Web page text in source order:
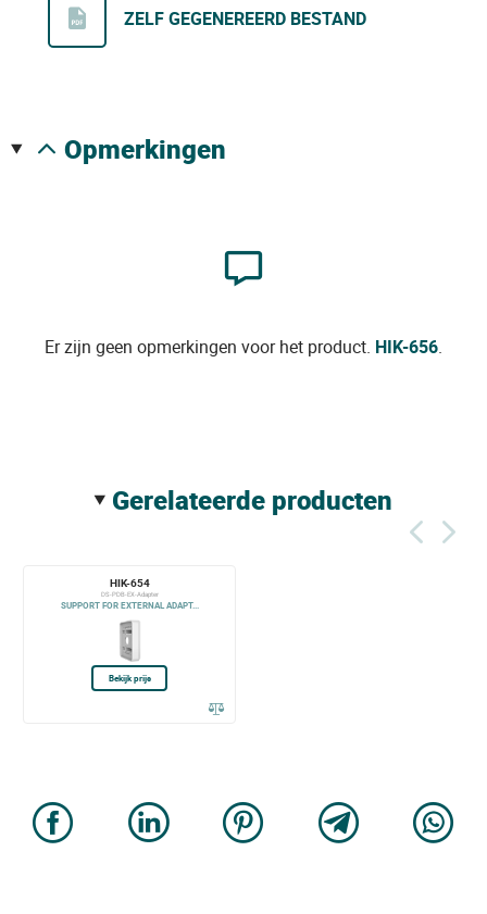
ZELF GEGENEREERD BESTAND
opmerkingen
Er zijn geen opmerkingen voor het product. HIK-656.
gerelateerde producten
HIK-654
DS-PDB-EX-Adapter
SUPPORT FOR EXTERNAL ADAPT...
Bekijk prijs